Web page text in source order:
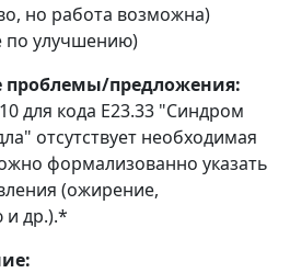
но работа возможна)
по улучшению)
проблемы/предложения:
для кода E23.33 "Синдром
отсутствует необходимая
формализованно указать
(ожирение,
и др.).*